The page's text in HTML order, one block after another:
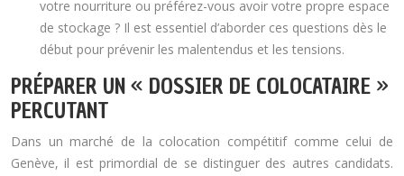
votre nourriture ou préférez-vous avoir votre propre espace
de stockage ? Il est essentiel d’aborder ces questions dès le
début pour prévenir les malentendus et les tensions.
PRÉPARER UN « DOSSIER DE COLOCATAIRE »
PERCUTANT
Dans un marché de la colocation compétitif comme celui de
Genève, il est primordial de se distinguer des autres candidats.